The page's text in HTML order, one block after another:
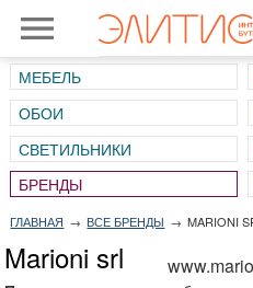
МЕБЕЛЬ
ОБОИ
СВЕТИЛЬНИКИ
ГЛАВНАЯ → ВСЕ БРЕНДЫ → MARIONI
Marioni srl